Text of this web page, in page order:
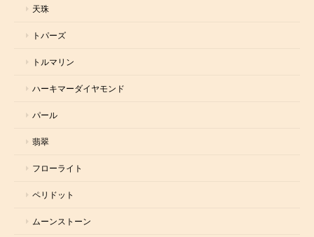
天珠
トパーズ
トルマリン
ハーキマーダイヤモンド
パール
翡翠
フローライト
ペリドット
ムーンストーン